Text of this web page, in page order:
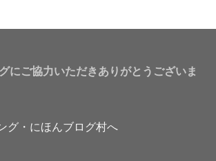
にご協力いただきありがとうございま